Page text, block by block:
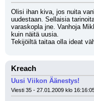
Olisi ihan kiva, jos nuita
uudestaan. Sellaisia
varaskopla jne. Vanhoja
kuin näitä uusia.
Tekijöiltä taitaa olla ideat
Kreach
Uusi Viikon Äänestys!
Viesti 35 - 27.01.2009 klo